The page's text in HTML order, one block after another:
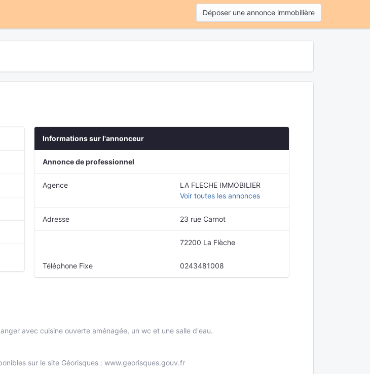
(current) Déposer une annonce immobilière
Informations sur l'annonceur
Annonce de professionnel
Agence
LA FLECHE IMMOBILIER
Voir toutes les annonces
Adresse 23 rue Carnot
72200 La Flèche
Téléphone Fixe 0243481008
avec cuisine ouverte aménagée, un wc et une salle d'eau.
sur le site Géorisques : www.georisques.gouv.fr